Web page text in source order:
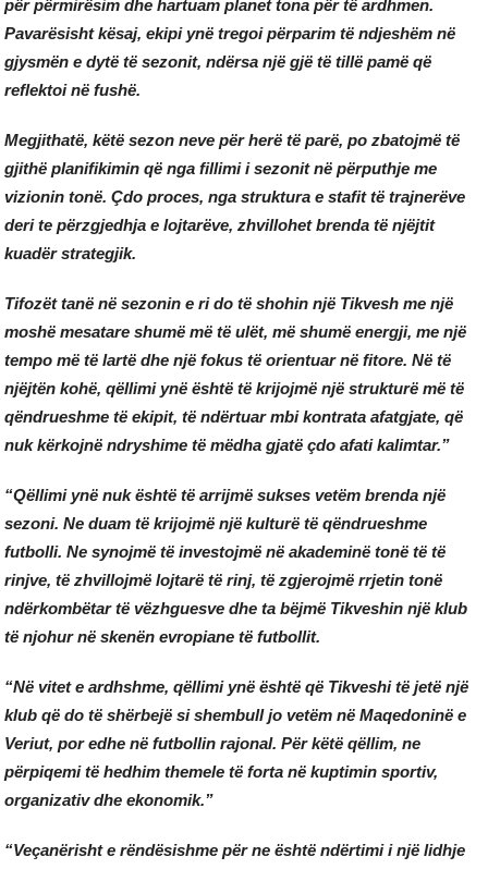
për përmirësim dhe hartuam planet tona për të ardhmen.
Pavarësisht kësaj, ekipi ynë tregoi përparim të ndjeshëm në
gjysmën e dytë të sezonit, ndërsa një gjë të tillë pamë që
reflektoi në fushë.
Megjithatë, këtë sezon neve për herë të parë, po zbatojmë të
gjithë planifikimin që nga fillimi i sezonit në përputhje me
vizionin tonë. Çdo proces, nga struktura e stafit të trajnerëve
deri te përzgjedhja e lojtarëve, zhvillohet brenda të njëjtit
kuadër strategjik.
Tifozët tanë në sezonin e ri do të shohin një Tikvesh me një
moshë mesatare shumë më të ulët, më shumë energji, me një
tempo më të lartë dhe një fokus të orientuar në fitore. Në të
njëjtën kohë, qëllimi ynë është të krijojmë një strukturë më të
qëndrueshme të ekipit, të ndërtuar mbi kontrata afatgjate, që
nuk kërkojnë ndryshime të mëdha gjatë çdo afati kalimtar.”
“Qëllimi ynë nuk është të arrijmë sukses vetëm brenda një
sezoni. Ne duam të krijojmë një kulturë të qëndrueshme
futbolli. Ne synojmë të investojmë në akademinë tonë të të
rinjve, të zhvillojmë lojtarë të rinj, të zgjerojmë rrjetin tonë
ndërkombëtar të vëzhguesve dhe ta bëjmë Tikveshin një klub
të njohur në skenën evropiane të futbollit.
“Në vitet e ardhshme, qëllimi ynë është që Tikveshi të jetë një
klub që do të shërbejë si shembull jo vetëm në Maqedoninë e
Veriut, por edhe në futbollin rajonal. Për këtë qëllim, ne
përpiqemi të hedhim themele të forta në kuptimin sportiv,
organizativ dhe ekonomik.”
“Veçanërisht e rëndësishme për ne është ndërtimi i një lidhje